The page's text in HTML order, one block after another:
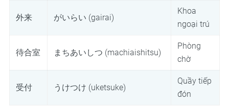
外来 がいらい (gairai)
Khoa
ngoại trú
待合室 まちあいしつ (machiaishitsu)
Phòng
chờ
受付 うけつけ (uketsuke)
Quầy tiếp
đón